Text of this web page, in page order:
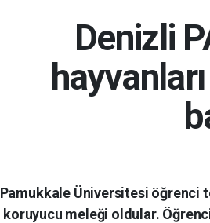
Denizli
Pamukkale Üniversitesi öğrenci
koruyucu meleği oldular.